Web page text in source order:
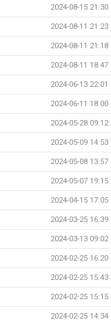
2024-08-15 21:30
2024-08-11 21:23
2024-08-11 21:18
2024-08-11 18:47
2024-06-13 22:01
2024-06-11 18:00
2024-05-28 09:12
2024-05-09 14:53
2024-05-08 13:57
2024-05-07 19:15
2024-04-15 17:05
2024-03-25 16:39
2024-03-13 09:02
2024-02-25 16:20
2024-02-25 15:43
2024-02-25 15:15
2024-02-25 14:34